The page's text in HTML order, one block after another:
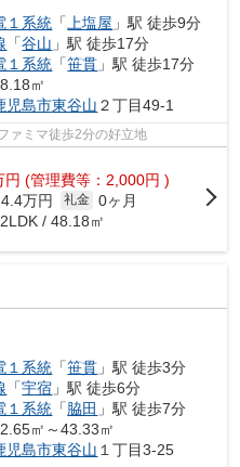
１系統 「上塩屋 」駅 徒歩9分
「谷山 」駅 徒歩17分
１系統 「笹貫 」駅 徒歩17分
㎡
児島市東谷山 ２丁目49-1
ァミマ徒歩2分の好立地
円 (管理費等：2,000円 )
4.4万円 礼金 0ヶ月
/ 48.18㎡
１系統 「笹貫 」駅 徒歩3分
「宇宿 」駅 徒歩6分
１系統 「脇田 」駅 徒歩7分
㎡～43.33㎡
児島市東谷山 １丁目3-25